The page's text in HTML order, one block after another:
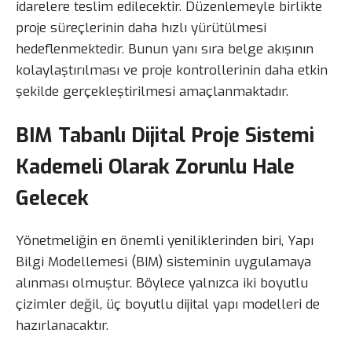
idarelere teslim edilecektir. Düzenlemeyle birlikte
proje süreçlerinin daha hızlı yürütülmesi
hedeflenmektedir. Bunun yanı sıra belge akışının
kolaylaştırılması ve proje kontrollerinin daha etkin
şekilde gerçekleştirilmesi amaçlanmaktadır.
BIM Tabanlı Dijital Proje Sistemi
Kademeli Olarak Zorunlu Hale
Gelecek
Yönetmeliğin en önemli yeniliklerinden biri, Yapı
Bilgi Modellemesi (BIM) sisteminin uygulamaya
alınması olmuştur. Böylece yalnızca iki boyutlu
çizimler değil, üç boyutlu dijital yapı modelleri de
hazırlanacaktır.